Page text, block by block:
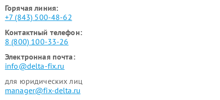
Горячая линия:
+7 (843) 500-48-62
Контактный телефон:
8 (800) 100-33-26
Электронная почта:
info@delta-fix.ru
для юридических лиц
manager@fix-delta.ru